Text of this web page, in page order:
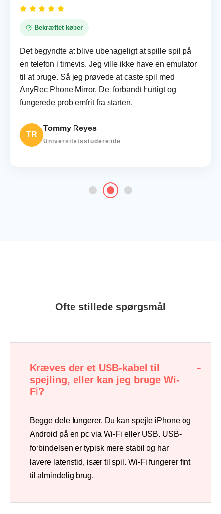
Bekræftet køber
Det begyndte at blive ubehageligt at spille spil på
en telefon i timevis. Jeg ville ikke have en emulator
til at bruge. Så jeg prøvede at caste spil med
AnyRec Phone Mirror. Det forbandt hurtigt og
fungerede problemfrit fra starten.
TR
Tommy Reyes
Universitetsstuderende
Ofte stillede spørgsmål
Kræves der et USB-kabel til
spejling, eller kan jeg bruge Wi-
Fi?
Begge dele fungerer. Du kan spejle iPhone og
Android på en pc via Wi-Fi eller USB. USB-
forbindelsen er typisk mere stabil og har
lavere latenstid, især til spil. Wi-Fi fungerer fint
til almindelig brug.